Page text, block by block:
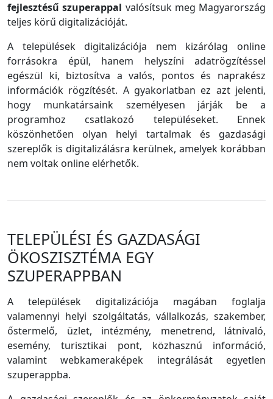
fejlesztésű szuperappal valósítsuk meg Magyarország
teljes körű digitalizációját.
A települések digitalizációja nem kizárólag online
forrásokra épül, hanem helyszíni adatrögzítéssel
egészül ki, biztosítva a valós, pontos és naprakész
információk rögzítését. A gyakorlatban ez azt jelenti,
hogy munkatársaink személyesen járják be a
programhoz csatlakozó településeket. Ennek
köszönhetően olyan helyi tartalmak és gazdasági
szereplők is digitalizálásra kerülnek, amelyek korábban
nem voltak online elérhetők.
TELEPÜLÉSI ÉS GAZDASÁGI
ÖKOSZISZTÉMA EGY
SZUPERAPPBAN
A települések digitalizációja magában foglalja
valamennyi helyi szolgáltatás, vállalkozás, szakember,
őstermelő, üzlet, intézmény, menetrend, látnivaló,
esemény, turisztikai pont, közhasznú információ,
valamint webkameraképek integrálását egyetlen
szuperappba.